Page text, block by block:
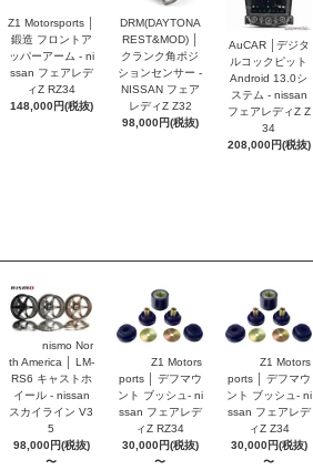
Z1 Motorsports │
鍛造 フロントア
ッパーアーム - ni
ssan フェアレデ
ィZ RZ34
148,000円(税抜)
DRM(DAYTONA
REST&MOD) │
クランク角ポジ
ションセンサー -
NISSAN フェア
レディZ Z32
98,000円(税抜)
AuCAR │デジタ
ルコックピット
Android 13.0シ
ステム - nissan
フェアレディZ Z
34
208,000円(税抜)
nismo Nor
th America │ LM-
RS6 キャストホ
イール - nissan
スカイライン V3
5
98,000円(税抜)
〜
Z1 Motors
ports │ デフマウ
ント ブッシュ- ni
ssan フェアレデ
ィZ RZ34
30,000円(税抜)
〜
Z1 Motors
ports │ デフマウ
ント ブッシュ- ni
ssan フェアレデ
ィZ Z34
30,000円(税抜)
〜